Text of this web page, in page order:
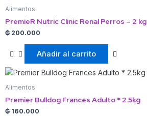
Alimentos
PremieR Nutric Clinic Renal Perros – 2 kg
₲ 200.000
Añadir al carrito
Alimentos
Premier Bulldog Frances Adulto * 2.5kg
₲ 160.000